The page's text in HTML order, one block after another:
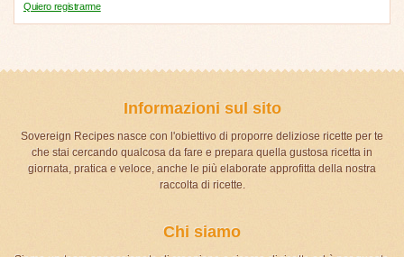
Quiero registrarme
Informazioni sul sito
Sovereign Recipes nasce con l'obiettivo di proporre deliziose ricette per te
che stai cercando qualcosa da fare e prepara quella gustosa ricetta in
giornata, pratica e veloce, anche le più elaborate approfitta della nostra
raccolta di ricette.
Chi siamo